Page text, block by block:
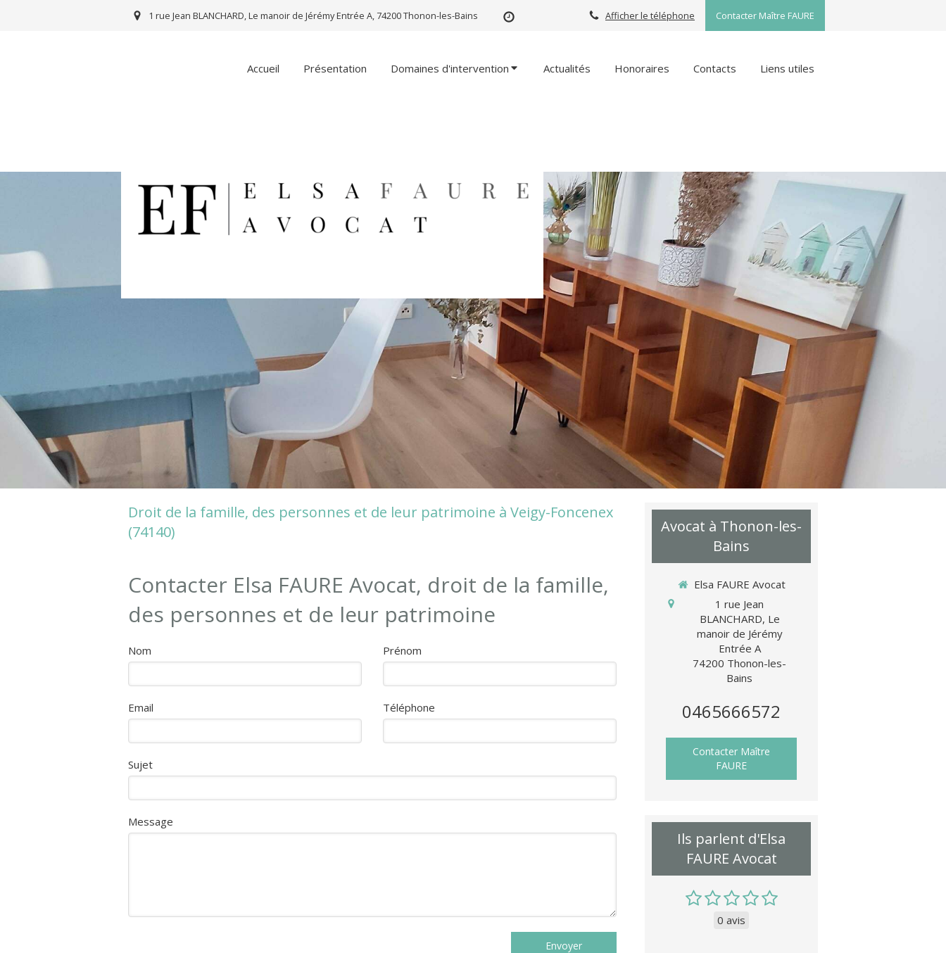
1 rue Jean BLANCHARD, Le manoir de Jérémy Entrée A, 74200 Thonon-les-Bains Contacter Maître FAURE
Afficher le téléphone
Accueil Présentation Domaines d'intervention Actualités Honoraires Contacts Liens utiles
Droit de la famille, des personnes et de leur patrimoine à Veigy-Foncenex
(74140)
Contacter Elsa FAURE Avocat, droit de la famille,
des personnes et de leur patrimoine
Nom Prénom
Email Téléphone
Sujet
Message
Envoyer
Avocat à Thonon-les-
Bains
Elsa FAURE Avocat
1 rue Jean
BLANCHARD, Le
manoir de Jérémy
Entrée A
74200 Thonon-les-
Bains
0465666572
Contacter Maître
FAURE
Ils parlent d'Elsa
FAURE Avocat
0 avis